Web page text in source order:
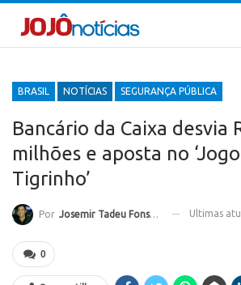
BRASIL NOTÍCIAS SEGURANÇA PÚBLICA
Bancário da Caixa desvia
milhões e aposta no
Tigrinho’
Por Josemir Tadeu Fonseca Ultimas
0